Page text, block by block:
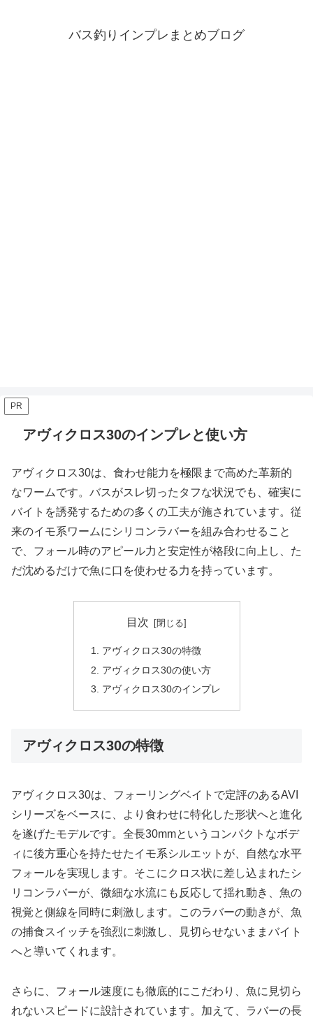
バス釣りインプレまとめブログ
PR
アヴィクロス30のインプレと使い方
アヴィクロス30は、食わせ能力を極限まで高めた革新的
なワームです。バスがスレ切ったタフな状況でも、確実に
バイトを誘発するための多くの工夫が施されています。従
来のイモ系ワームにシリコンラバーを組み合わせること
で、フォール時のアピール力と安定性が格段に向上し、た
だ沈めるだけで魚に口を使わせる力を持っています。
目次
アヴィクロス30の特徴
アヴィクロス30の使い方
アヴィクロス30のインプレ
アヴィクロス30の特徴
アヴィクロス30は、フォーリングベイトで定評のあるAVI
シリーズをベースに、より食わせに特化した形状へと進化
を遂げたモデルです。全長30mmというコンパクトなボデ
ィに後方重心を持たせたイモ系シルエットが、自然な水平
フォールを実現します。そこにクロス状に差し込まれたシ
リコンラバーが、微細な水流にも反応して揺れ動き、魚の
視覚と側線を同時に刺激します。このラバーの動きが、魚
の捕食スイッチを強烈に刺激し、見切らせないままバイト
へと導いてくれます。
さらに、フォール速度にも徹底的にこだわり、魚に見切ら
れないスピードに設計されています。加えて、ラバーの長